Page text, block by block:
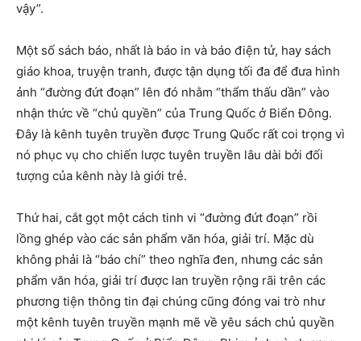
vậy”.
Một số sách báo, nhất là báo in và báo điện tử, hay sách
giáo khoa, truyện tranh, được tận dụng tối đa để đưa hình
ảnh “đường đứt đoạn” lên đó nhằm “thẩm thấu dần” vào
nhận thức về “chủ quyền” của Trung Quốc ở Biển Đông.
Đây là kênh tuyên truyền được Trung Quốc rất coi trọng vì
nó phục vụ cho chiến lược tuyên truyền lâu dài bởi đối
tượng của kênh này là giới trẻ.
Thứ hai, cắt gọt một cách tinh vi “đường đứt đoạn” rồi
lồng ghép vào các sản phẩm văn hóa, giải trí. Mặc dù
không phải là “báo chí” theo nghĩa đen, nhưng các sản
phẩm văn hóa, giải trí được lan truyền rộng rãi trên các
phương tiện thông tin đại chúng cũng đóng vai trò như
một kênh tuyên truyền mạnh mẽ về yêu sách chủ quyền